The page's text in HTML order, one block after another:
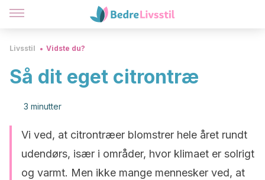
Livsstil Vidste du?
Så dit eget citrontræ
3 minutter
Vi ved, at citrontræer blomstrer hele året rundt
udendørs, især i områder, hvor klimaet er solrigt
og varmt. Men ikke mange mennesker ved, at